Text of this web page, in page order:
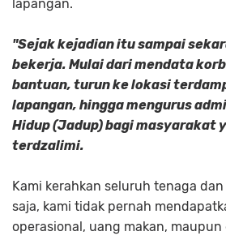
lapangan.
"Sejak kejadian itu sampai
bekerja. Mulai dari mendata
bantuan, turun ke lokasi
lapangan, hingga mengurus
Hidup (Jadup) bagi masyarakat
terdzalimi.
Kami kerahkan seluruh tenaga
saja, kami tidak pernah
operasional, uang makan,